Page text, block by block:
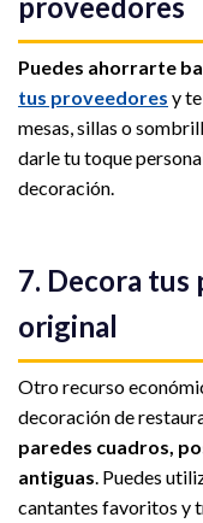
Puedes ahorrarte
tus proveedores y
mesas, sillas o
darle tu toque
decoración.
7. Decora tus
original
Otro recurso
decoración de
paredes cuadros,
antiguas . Puedes
cantantes favoritos y